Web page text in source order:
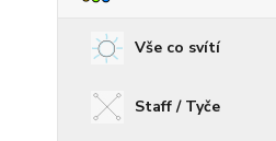
Vše co svítí
Staff / Tyče